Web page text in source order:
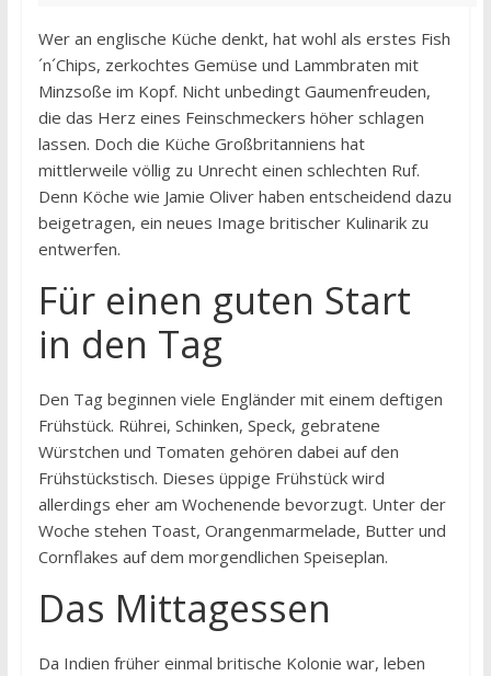
Wer an englische Küche denkt, hat wohl als erstes Fish
´n´Chips, zerkochtes Gemüse und Lammbraten mit
Minzsoße im Kopf. Nicht unbedingt Gaumenfreuden,
die das Herz eines Feinschmeckers höher schlagen
lassen. Doch die Küche Großbritanniens hat
mittlerweile völlig zu Unrecht einen schlechten Ruf.
Denn Köche wie Jamie Oliver haben entscheidend dazu
beigetragen, ein neues Image britischer Kulinarik zu
entwerfen.
Für einen guten Start
in den Tag
Den Tag beginnen viele Engländer mit einem deftigen
Frühstück. Rührei, Schinken, Speck, gebratene
Würstchen und Tomaten gehören dabei auf den
Frühstückstisch. Dieses üppige Frühstück wird
allerdings eher am Wochenende bevorzugt. Unter der
Woche stehen Toast, Orangenmarmelade, Butter und
Cornflakes auf dem morgendlichen Speiseplan.
Das Mittagessen
Da Indien früher einmal britische Kolonie war, leben